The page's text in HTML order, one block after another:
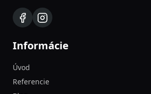
Informácie
Úvod
Referencie